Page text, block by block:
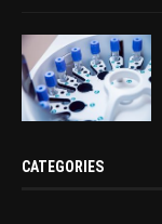
CATEGORIES